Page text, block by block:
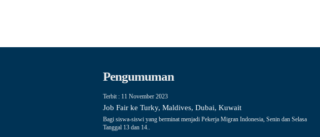
Pengumuman
Terbit : 11 November 2023
Job Fair ke Turky, Maldives, Dubai, Kuwait
Bagi siswa-siswi yang berminat menjadi Pekerja Migran Indonesia, Senin dan Selasa
Tanggal 13 dan 14..